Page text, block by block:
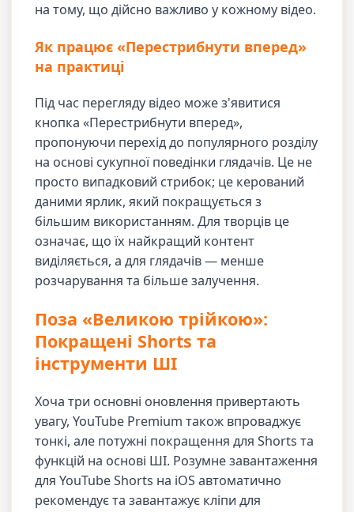
на тому, що дійсно важливо у кожному відео.
Як працює «Перестрибнути вперед»
на практиці
Під час перегляду відео може з'явитися
кнопка «Перестрибнути вперед»,
пропонуючи перехід до популярного розділу
на основі сукупної поведінки глядачів. Це не
просто випадковий стрибок; це керований
даними ярлик, який покращується з
більшим використанням. Для творців це
означає, що їх найкращий контент
виділяється, а для глядачів — менше
розчарування та більше залучення.
Поза «Великою трійкою»:
Покращені Shorts та
інструменти ШІ
Хоча три основні оновлення привертають
увагу, YouTube Premium також впроваджує
тонкі, але потужні покращення для Shorts та
функцій на основі ШІ. Розумне завантаження
для YouTube Shorts на iOS автоматично
рекомендує та завантажує кліпи для